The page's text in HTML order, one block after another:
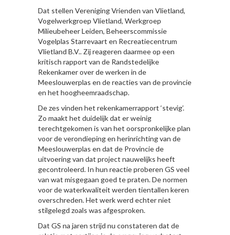
Dat stellen Vereniging Vrienden van Vlietland,
Vogelwerkgroep Vlietland, Werkgroep
Milieubeheer Leiden, Beheerscommissie
Vogelplas Starrevaart en Recreatiecentrum
Vlietland B.V.. Zij reageren daarmee op een
kritisch rapport van de Randstedelijke
Rekenkamer over de werken in de
Meeslouwerplas en de reacties van de provincie
en het hoogheemraadschap.
De zes vinden het rekenkamerrapport ‘stevig’.
Zo maakt het duidelijk dat er weinig
terechtgekomen is van het oorspronkelijke plan
voor de verondieping en herinrichting van de
Meeslouwerplas en dat de Provincie de
uitvoering van dat project nauwelijks heeft
gecontroleerd. In hun reactie proberen GS veel
van wat misgegaan goed te praten. De normen
voor de waterkwaliteit werden tientallen keren
overschreden. Het werk werd echter niet
stilgelegd zoals was afgesproken.
Dat GS na jaren strijd nu constateren dat de